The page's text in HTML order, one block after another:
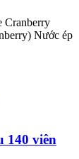
Cranberry
Nước ép
140 viên